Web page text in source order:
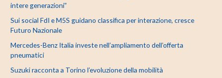
intere generazioni”
Sui social FdI e M5S guidano classifica per interazione, cresce
Futuro Nazionale
Mercedes-Benz Italia investe nell’ampliamento dell’offerta
pneumatici
Suzuki racconta a Torino l’evoluzione della mobilità